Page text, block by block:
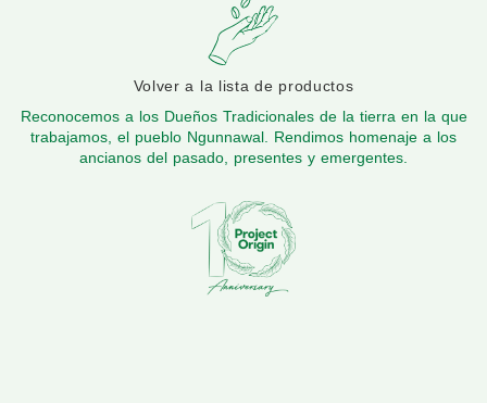
Volver a la lista de productos
Reconocemos a los Dueños Tradicionales de la tierra en la que
trabajamos, el pueblo Ngunnawal. Rendimos homenaje a los
ancianos del pasado, presentes y emergentes.